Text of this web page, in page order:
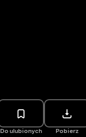
Do ulubionych Pobierz